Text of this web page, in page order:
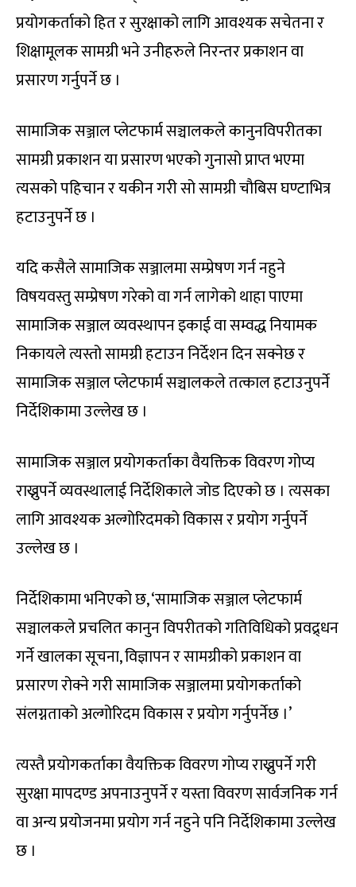
प्रयोगकर्ताको हित र सुरक्षाको लागि आवश्यक सचेतना र
शिक्षामूलक सामग्री भने उनीहरुले निरन्तर प्रकाशन वा
प्रसारण गर्नुपर्ने छ ।
सामाजिक सञ्जाल प्लेटफार्म सञ्चालकले कानुनविपरीतका
सामग्री प्रकाशन या प्रसारण भएको गुनासो प्राप्त भएमा
त्यसको पहिचान र यकीन गरी सो सामग्री चौबिस घण्टाभित्र
हटाउनुपर्ने छ ।
यदि कसैले सामाजिक सञ्जालमा सम्प्रेषण गर्न नहुने
विषयवस्तु सम्प्रेषण गरेको वा गर्न लागेको थाहा पाएमा
सामाजिक सञ्जाल व्यवस्थापन इकाई वा सम्वद्ध नियामक
निकायले त्यस्तो सामग्री हटाउन निर्देशन दिन सक्नेछ र
सामाजिक सञ्जाल प्लेटफार्म सञ्चालकले तत्काल हटाउनुपर्ने
निर्देशिकामा उल्लेख छ ।
सामाजिक सञ्जाल प्रयोगकर्ताका वैयक्तिक विवरण गोप्य
राख्नुपर्ने व्यवस्थालाई निर्देशिकाले जोड दिएको छ । त्यसका
लागि आवश्यक अल्गोरिदमको विकास र प्रयोग गर्नुपर्ने
उल्लेख छ ।
निर्देशिकामा भनिएको छ, ‘सामाजिक सञ्जाल प्लेटफार्म
सञ्चालकले प्रचलित कानुन विपरीतको गतिविधिको प्रवद्र्धन
गर्ने खालका सूचना, विज्ञापन र सामग्रीको प्रकाशन वा
प्रसारण रोक्ने गरी सामाजिक सञ्जालमा प्रयोगकर्ताको
संलग्नताको अल्गोरिदम विकास र प्रयोग गर्नुपर्नेछ ।’
त्यस्तै प्रयोगकर्ताका वैयक्तिक विवरण गोप्य राख्नुपर्ने गरी
सुरक्षा मापदण्ड अपनाउनुपर्ने र यस्ता विवरण सार्वजनिक गर्न
वा अन्य प्रयोजनमा प्रयोग गर्न नहुने पनि निर्देशिकामा उल्लेख
छ ।